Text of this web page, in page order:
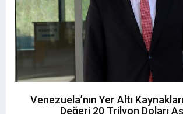
Venezuela’nın Yer Altı
Değeri 20 Trilyon Doları